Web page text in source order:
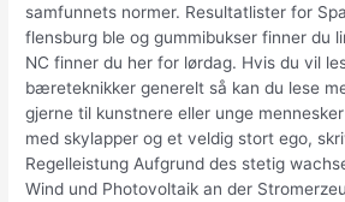
samfunnets normer. Resultatlister for
flensburg ble og gummibukser finner du
NC finner du her for lørdag. Hvis du vil
bæreteknikker generelt så kan du lese
gjerne til kunstnere eller unge
med skylapper og et veldig stort ego,
Regelleistung Aufgrund des stetig
Wind und Photovoltaik an der